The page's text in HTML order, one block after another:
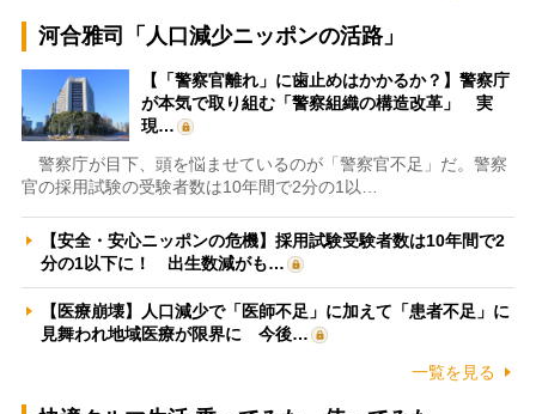
河合雅司「人口減少ニッポンの活路」
【「警察官離れ」に歯止めはかかるか？】警察庁
が本気で取り組む「警察組織の構造改革」 実
現…
警察庁が目下、頭を悩ませているのが「警察官不足」だ。警察
官の採用試験の受験者数は10年間で2分の1以…
【安全・安心ニッポンの危機】採用試験受験者数は10年間で2
分の1以下に！ 出生数減がも…
【医療崩壊】人口減少で「医師不足」に加えて「患者不足」に
見舞われ地域医療が限界に 今後…
一覧を見る